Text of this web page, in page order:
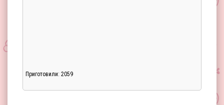
Приготовили: 2059